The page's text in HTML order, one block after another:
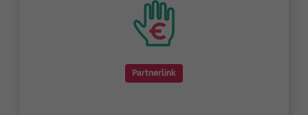
Partnerlink